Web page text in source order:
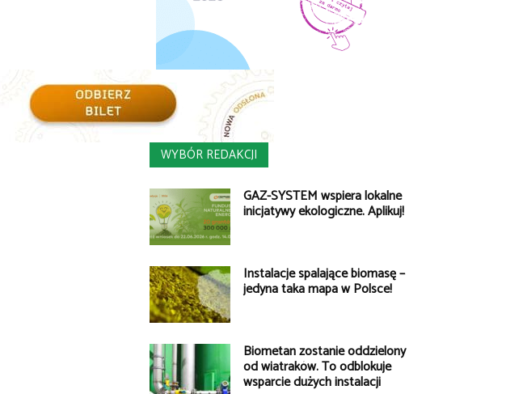
WYBÓR REDAKCJI
GAZ-SYSTEM wspiera lokalne
inicjatywy ekologiczne. Aplikuj!
Instalacje spalające biomasę –
jedyna taka mapa w Polsce!
Biometan zostanie oddzielony
od wiatraków. To odblokuje
wsparcie dużych instalacji